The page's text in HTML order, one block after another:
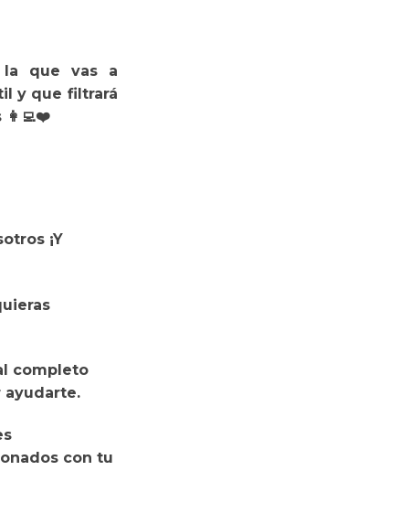
la que vas a
y que filtrará
👩‍💻❤️
¡Y
completo
ayudarte.
con tu